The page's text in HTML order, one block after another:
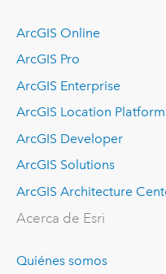
ArcGIS Online
ArcGIS Pro
ArcGIS Enterprise
ArcGIS Location Platform
ArcGIS Developer
ArcGIS Solutions
ArcGIS Architecture
Acerca de Esri
Quiénes somos